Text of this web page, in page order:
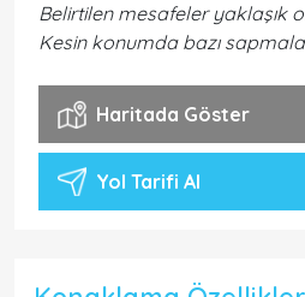
Belirtilen mesafeler yaklaşık
Kesin konumda bazı
Haritada Göster
Yol Tarifi Al